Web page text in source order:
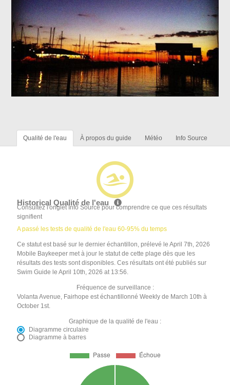
Qualité de l'eau À propos du guide Météo Info Source
Historical Qualité de l'eau
Consultez l'onglet Info Source pour comprendre ce que ces résultats
signifient
A passé les tests de qualité de l'eau 60-95% du temps
Ce statut est basé sur le dernier échantillon, prélevé le April 7th, 2026
Mobile Baykeeper met à jour le statut de cette plage dès que les
résultats des tests sont disponibles. Ces résultats ont été publiés sur
Swim Guide le April 10th, 2026 at 13:56.
Fréquence de surveillance :
Volanta Avenue, Fairhope est échantillonné Weekly de March 10th à
October 1st.
Graphique de la qualité de l'eau :
Diagramme circulaire
Diagramme à barres